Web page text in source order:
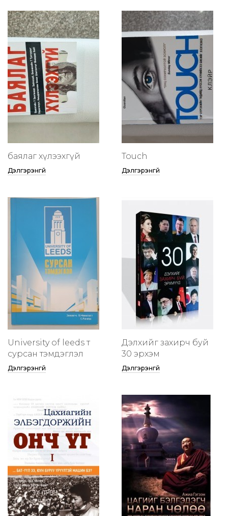
баялаг хүлээхгүй
Дэлгэрэнгүй
Touch
Дэлгэрэнгүй
University of leeds т
сурсан тэмдэглэл
Дэлгэрэнгүй
Дэлхийг захирч буй
30 эрхэм
Дэлгэрэнгүй